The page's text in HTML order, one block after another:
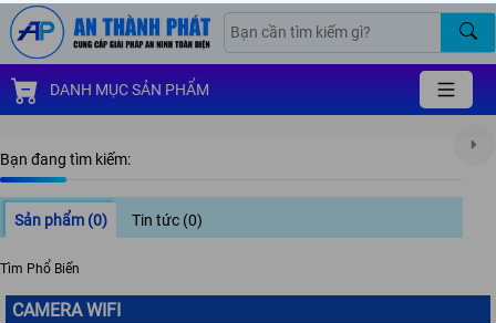
DANH MỤC SẢN PHẨM
Bạn đang tìm kiếm:
Sản phẩm (0) Tin tức (0)
Tìm Phổ Biến
CAMERA WIFI